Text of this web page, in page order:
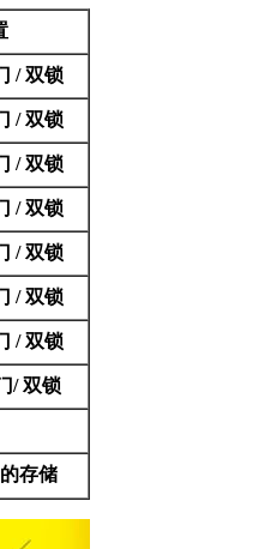
/ 双锁
/ 双锁
/ 双锁
/ 双锁
/ 双锁
/ 双锁
/ 双锁
/ 双锁
存储